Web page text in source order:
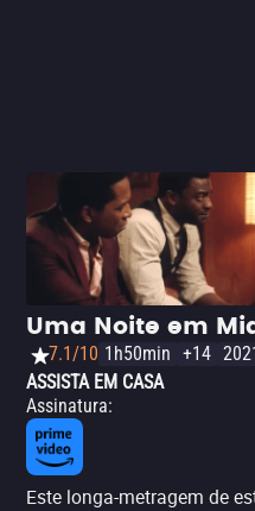
Uma Noite em
7.1/10 1h50min +14
ASSISTA EM CASA
Assinatura:
Este longa-metragem de